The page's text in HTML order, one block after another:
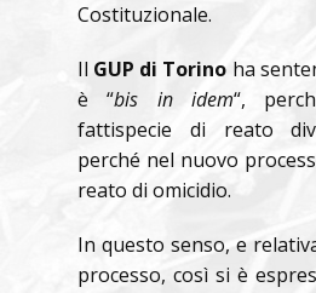
Costituzionale.
Il GUP di Torino ha
è “bis in idem“,
fattispecie di reato
perché nel nuovo
reato di omicidio.
In questo senso, e
processo, così si è